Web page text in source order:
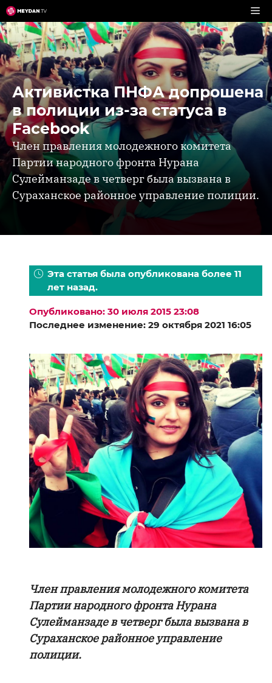
Перейти
к
содержимому
Активистка ПНФА допрошена
в полиции из-за статуса в
Facebook
Член правления молодежного комитета
Партии народного фронта Нурана
Сулейманзаде в четверг была вызвана в
Сураханское районное управление полиции.
Эта статья была опубликована более 11
лет назад.
Опубликовано: 30 июля 2015 23:08
Последнее изменение: 29 октября 2021 16:05
Член правления молодежного комитета
Партии народного фронта Нурана
Сулейманзаде в четверг была вызвана в
Сураханское районное управление
полиции.